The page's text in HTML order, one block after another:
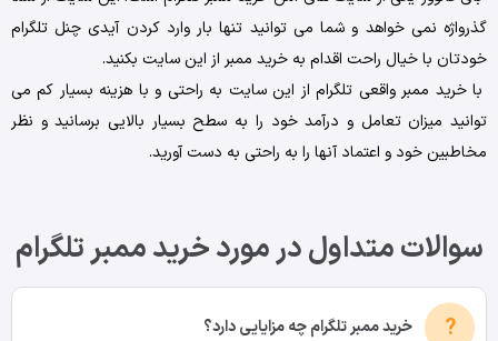
گذرواژه نمی خواهد و شما می توانید تنها بار وارد کردن آیدی چنل تلگرام
خودتان با خیال راحت اقدام به خرید ممبر از این سایت بکنید.
با خرید ممبر واقعی تلگرام از این سایت به راحتی و با هزینه بسیار کم می
توانید میزان تعامل و درآمد خود را به سطح بسیار بالایی برسانید و نظر
مخاطبین خود و اعتماد آنها را به راحتی به دست آورید.
سوالات متداول در مورد خرید ممبر تلگرام
خرید ممبر تلگرام چه مزایایی دارد؟